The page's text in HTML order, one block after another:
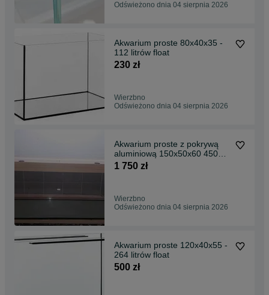
Odświeżono dnia 04 sierpnia 2026
Akwarium proste 80x40x35 -
112 litrów float
230 zł
Wierzbno
Odświeżono dnia 04 sierpnia 2026
Akwarium proste z pokrywą
aluminiową 150x50x60 450
litrów
1 750 zł
Wierzbno
Odświeżono dnia 04 sierpnia 2026
Akwarium proste 120x40x55 -
264 litrów float
500 zł